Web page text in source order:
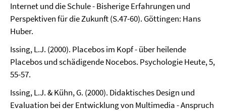
Internet und die Schule - Bisherige Erfahrungen und
Perspektiven für die Zukunft (S.47-60). Göttingen: Hans
Huber.
Issing, L.J. (2000). Placebos im Kopf - über heilende
Placebos und schädigende Nocebos. Psychologie Heute, 5,
55-57.
Issing, L.J. & Kühn, G. (2000). Didaktisches Design und
Evaluation bei der Entwicklung von Multimedia - Anspruch